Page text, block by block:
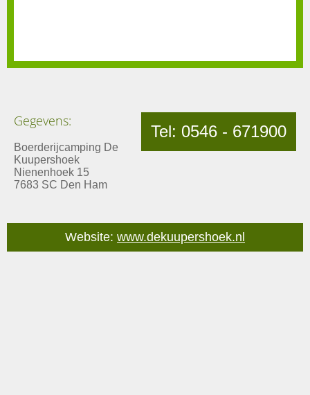
Tel: 0546 - 671900
Gegevens:
Boerderijcamping De
Kuupershoek
Nienenhoek 15
7683 SC Den Ham
Website: www.dekuupershoek.nl